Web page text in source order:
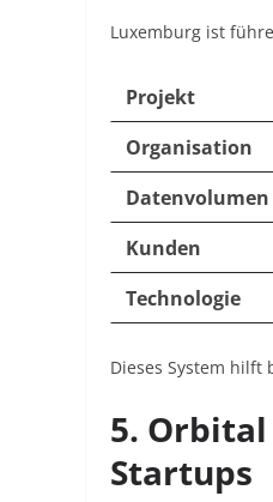
Luxemburg ist
Projekt
Organisation
Datenvolumen
Kunden
Technologie
Dieses System
5.
Startups